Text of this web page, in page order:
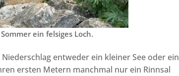
ein felsiges Loch.
entweder ein kleiner See oder ein
ersten Metern manchmal nur ein Rinnsal